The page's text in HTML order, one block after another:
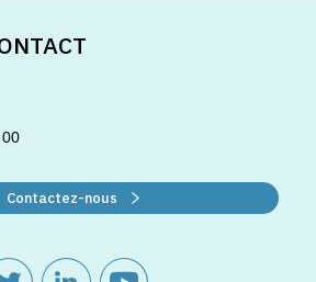
Contactez-nous